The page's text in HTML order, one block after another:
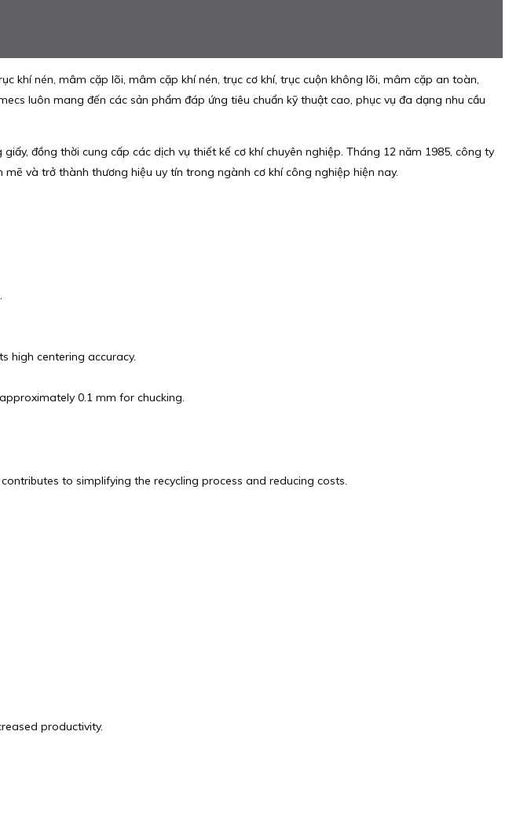
khí nén, mâm cặp lõi, mâm cặp khí nén, trục cơ khí, trục cuộn không lõi, mâm cặp an toàn,
luôn mang đến các sản phẩm đáp ứng tiêu chuẩn kỹ thuật cao, phục vụ đa dạng nhu cầu
đồng thời cung cấp các dịch vụ thiết kế cơ khí chuyên nghiệp. Tháng 12 năm 1985, công ty
và trở thành thương hiệu uy tín trong ngành cơ khí công nghiệp hiện nay.
high centering accuracy.
0.1 mm for chucking.
to simplifying the recycling process and reducing costs.
productivity.